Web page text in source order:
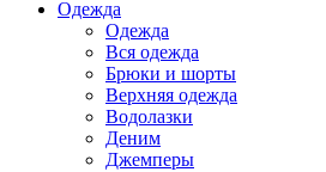
Одежда
Одежда
Вся одежда
Брюки и шорты
Верхняя одежда
Водолазки
Деним
Джемперы